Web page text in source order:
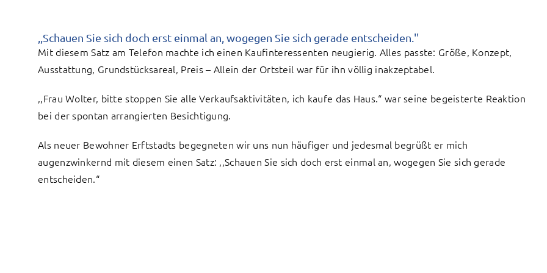
,,Schauen Sie sich doch erst einmal an, wogegen Sie sich gerade entscheiden.''
Mit diesem Satz am Telefon machte ich einen Kaufinteressenten neugierig. Alles passte: Größe, Konzept,
Ausstattung, Grundstücksareal, Preis – Allein der Ortsteil war für ihn völlig inakzeptabel.
,,Frau Wolter, bitte stoppen Sie alle Verkaufsaktivitäten, ich kaufe das Haus.“ war seine begeisterte Reaktion
bei der spontan arrangierten Besichtigung.
Als neuer Bewohner Erftstadts begegneten wir uns nun häufiger und jedesmal begrüßt er mich
augenzwinkernd mit diesem einen Satz: ,,Schauen Sie sich doch erst einmal an, wogegen Sie sich gerade
entscheiden.“